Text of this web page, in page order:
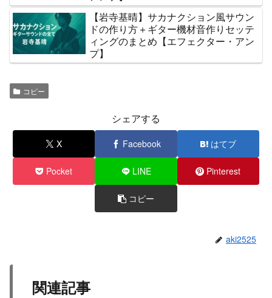
【岩寺基晴】サカナクション風サウン
ドの作り方＋ギター機材音作りセッテ
ィングのまとめ【エフェクター・アン
プ】
コピー
シェアする
X Facebook はてブ
Pocket LINE Pinterest
コピー
aki2525
関連記事